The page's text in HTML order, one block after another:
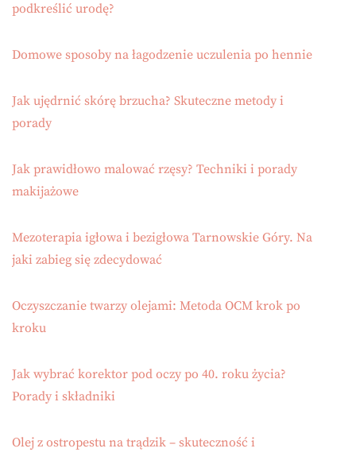
podkreślić urodę?
Domowe sposoby na łagodzenie uczulenia po hennie
Jak ujędrnić skórę brzucha? Skuteczne metody i
porady
Jak prawidłowo malować rzęsy? Techniki i porady
makijażowe
Mezoterapia igłowa i bezigłowa Tarnowskie Góry. Na
jaki zabieg się zdecydować
Oczyszczanie twarzy olejami: Metoda OCM krok po
kroku
Jak wybrać korektor pod oczy po 40. roku życia?
Porady i składniki
Olej z ostropestu na trądzik – skuteczność i